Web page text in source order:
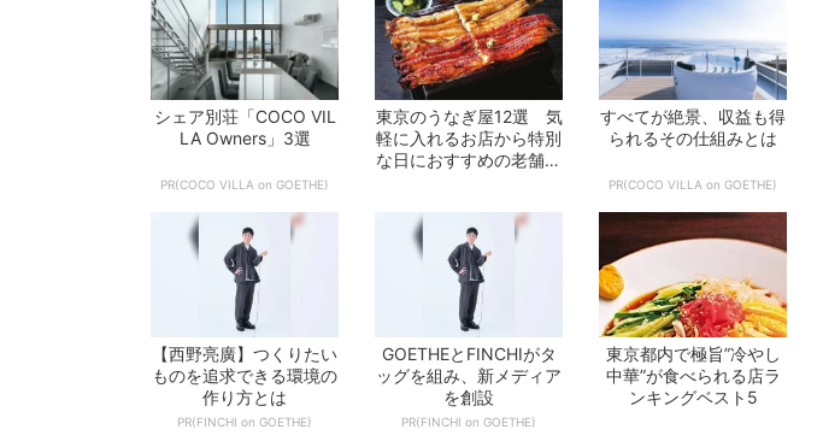
シェア別荘「COCO VIL
LA Owners」3選
PR(COCO VILLA on GOETHE)
東京のうなぎ屋12選 気
軽に入れるお店から特別
な日におすすめの老舗ま
すべてが絶景、収益も得
られるその仕組みとは
PR(COCO VILLA on GOETHE)
【西野亮廣】つくりたい
ものを追求できる環境の
作り方とは
PR(FINCHI on GOETHE)
GOETHEとFINCHIがタ
ッグを組み、新メディア
を創設
PR(FINCHI on GOETHE)
東京都内で極旨”冷やし
中華”が食べられる店ラ
ンキングベスト5